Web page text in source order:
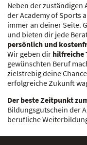
Neben der zuständigen
der Academy of Sports
immer an deiner Seite.
und bieten dir jede
persönlich und
Wir geben dir hilfreiche
gewünschten Beruf
zielstrebig deine
erfolgreiche Zukunft
Der beste Zeitpunkt
Bildungsgutschein der
berufliche